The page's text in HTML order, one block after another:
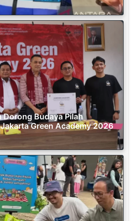
Dorong Budaya Pilah
Green Academy 2026